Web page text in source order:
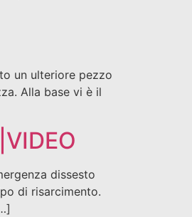
un ulteriore pezzo
Alla base vi è il
dissesto
di risarcimento.